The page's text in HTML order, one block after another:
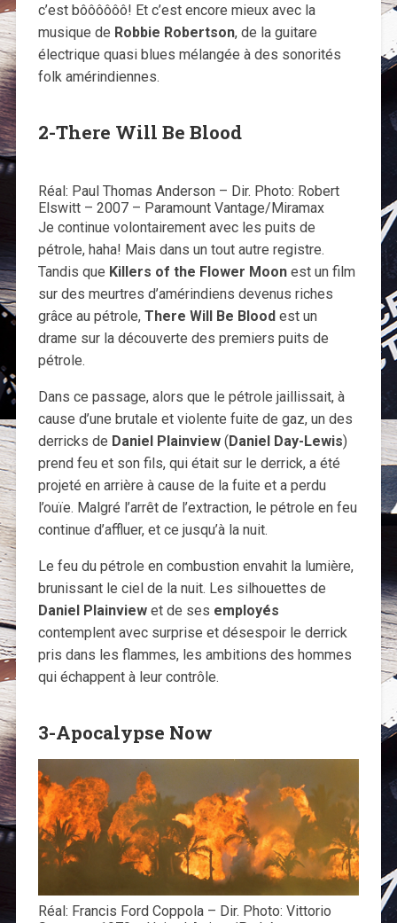
c’est bôôôôôô! Et c’est encore mieux avec la
musique de Robbie Robertson, de la guitare
électrique quasi blues mélangée à des sonorités
folk amérindiennes.
2-There Will Be Blood
Réal: Paul Thomas Anderson – Dir. Photo: Robert
Elswitt – 2007 – Paramount Vantage/Miramax
Je continue volontairement avec les puits de
pétrole, haha! Mais dans un tout autre registre.
Tandis que Killers of the Flower Moonest un film
sur des meurtres d’amérindiens devenus riches
grâce au pétrole, There Will Be Bloodest un
drame sur la découverte des premiers puits de
pétrole.
Dans ce passage, alors que le pétrole jaillissait, à
cause d’une brutale et violente fuite de gaz, un des
derricks de Daniel Plainview(Daniel Day-Lewis)
prend feu et son fils, qui était sur le derrick, a été
projeté en arrière à cause de la fuite et a perdu
l’ouïe. Malgré l’arrêt de l’extraction, le pétrole en feu
continue d’affluer, et ce jusqu’à la nuit.
Le feu du pétrole en combustion envahit la lumière,
brunissant le ciel de la nuit. Les silhouettes de
Daniel Plainviewet de ses employés
contemplent avec surprise et désespoir le derrick
pris dans les flammes, les ambitions des hommes
qui échappent à leur contrôle.
3-Apocalypse Now
Réal: Francis Ford Coppola – Dir. Photo: Vittorio